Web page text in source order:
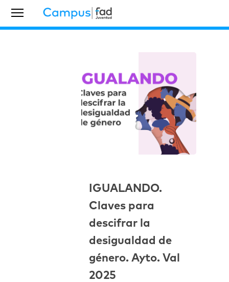
IGUALANDO.
Claves para
descifrar la
desigualdad de
género. Ayto. Val
2025